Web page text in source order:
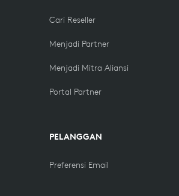
Cari Reseller
Menjadi Partner
Menjadi Mitra Aliansi
Portal Partner
PELANGGAN
Preferensi Email